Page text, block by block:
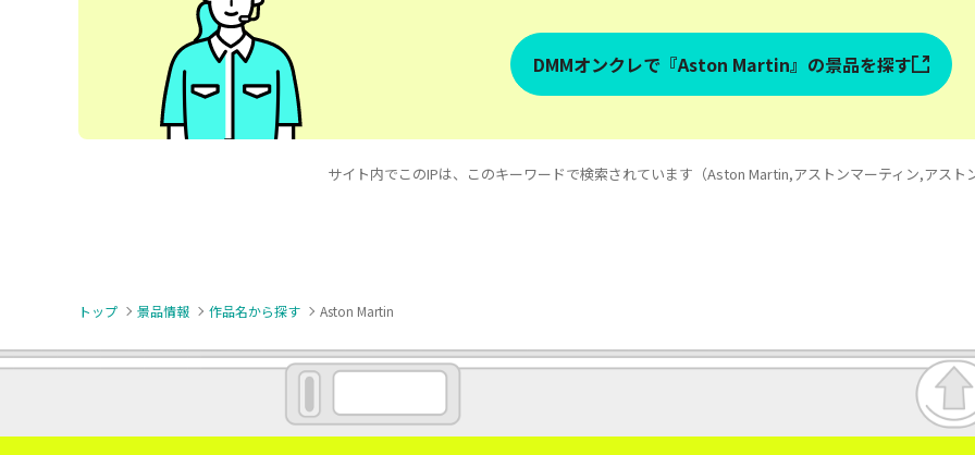
DMMオンクレで『Aston Martin』の景品を探す
サイト内でこのIPは、このキーワードで検索されています（Aston Martin,アストンマーティン,アスト
トップ 景品情報 作品名から探す Aston Martin